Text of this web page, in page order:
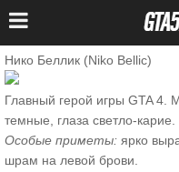
Нико Беллик (Niko Bellic)
Главный герой игры GTA 4.
темные, глаза светло-
Особые приметы: ярко
шрам на левой брови.